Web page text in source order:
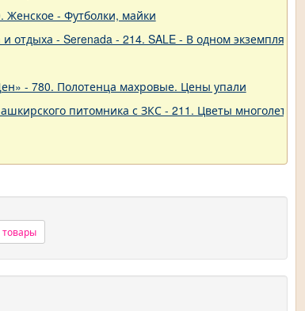
- Футболки, майки
- Serenada - 214. SALE - В одном экземпляре!
- 780. Полотенца махровые. Цены упали
питомника с ЗКС - 211. Цветы
товары